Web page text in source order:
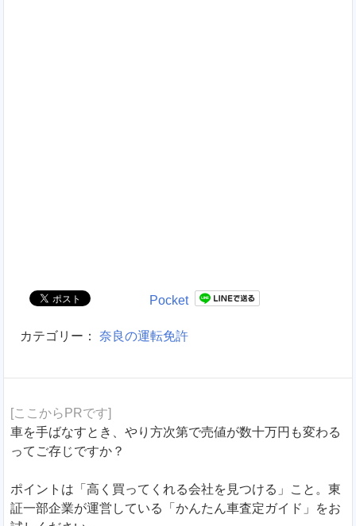
Pocket
カテゴリー： 奈良の運転免許
[ここからPRです]
車を手ばなすとき、やり方次第で売値が数十万円も変わる
ってご存じですか？
ポイントは「高く買ってくれる会社を見つける」こと。東
証一部企業が運営している「かんたん車査定ガイド」をお